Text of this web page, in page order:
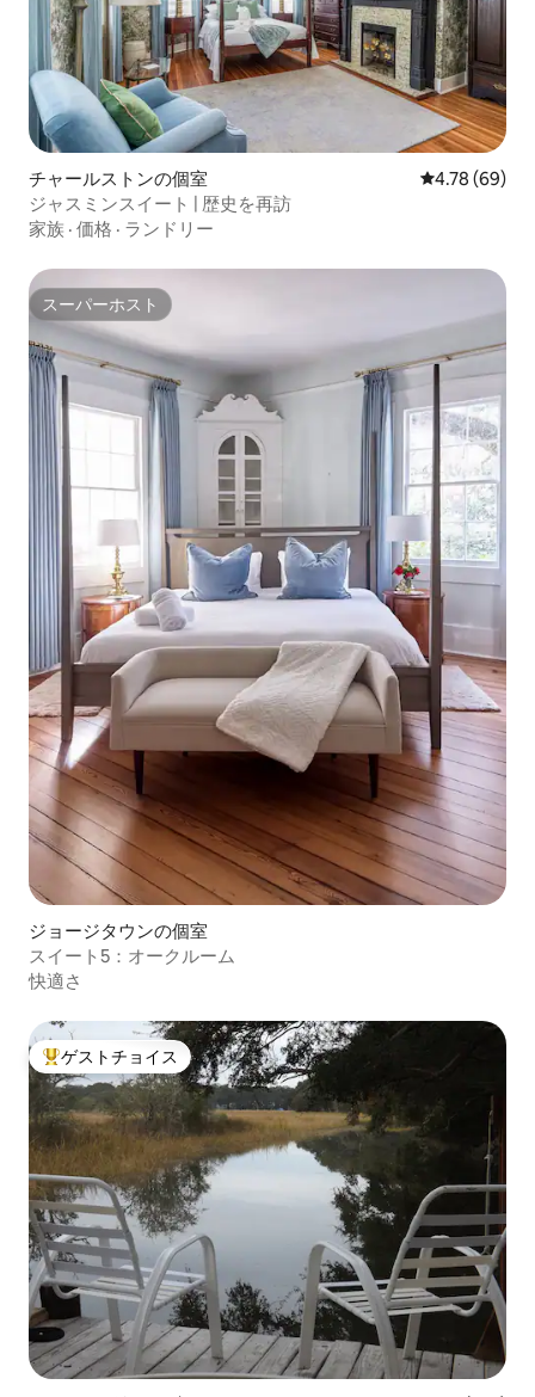
チャールストンの個室 レビュー69
4.78 (69)
ジャスミンスイート | 歴史を再訪
家族 · 価格 · ランドリー
スーパーホスト
スーパーホスト
ジョージタウンの個室
スイート5：オークルーム
快適さ
大好評のゲストチョイスです。
ゲストチョイス